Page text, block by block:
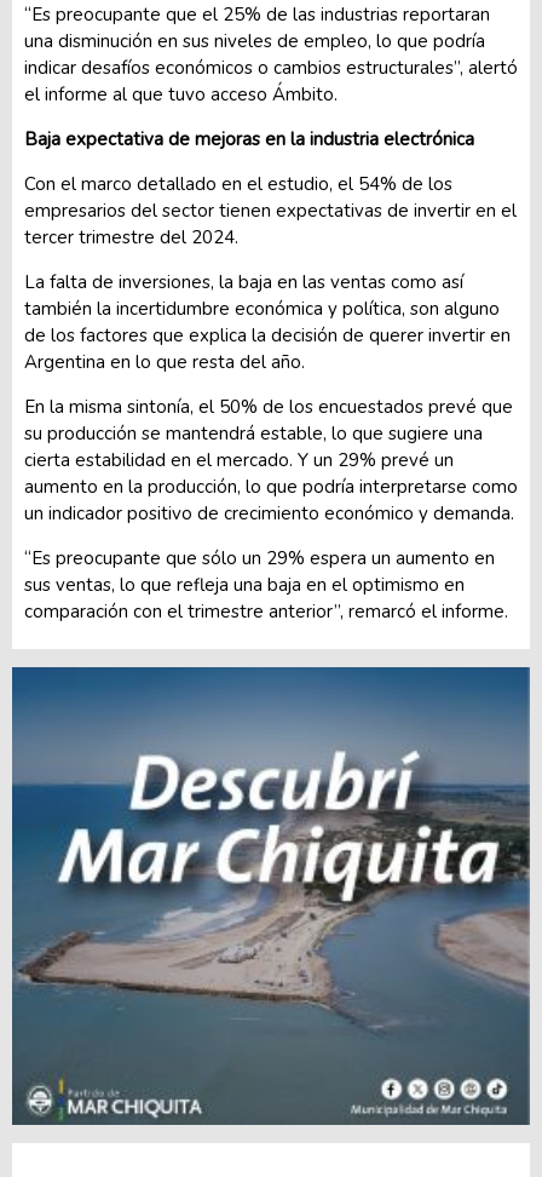
“Es preocupante que el 25% de las industrias reportaran
una disminución en sus niveles de empleo, lo que podría
indicar desafíos económicos o cambios estructurales”, alertó
el informe al que tuvo acceso Ámbito.
Baja expectativa de mejoras en la industria electrónica
Con el marco detallado en el estudio, el 54% de los
empresarios del sector tienen expectativas de invertir en el
tercer trimestre del 2024.
La falta de inversiones, la baja en las ventas como así
también la incertidumbre económica y política, son alguno
de los factores que explica la decisión de querer invertir en
Argentina en lo que resta del año.
En la misma sintonía, el 50% de los encuestados prevé que
su producción se mantendrá estable, lo que sugiere una
cierta estabilidad en el mercado. Y un 29% prevé un
aumento en la producción, lo que podría interpretarse como
un indicador positivo de crecimiento económico y demanda.
“Es preocupante que sólo un 29% espera un aumento en
sus ventas, lo que refleja una baja en el optimismo en
comparación con el trimestre anterior”, remarcó el informe.